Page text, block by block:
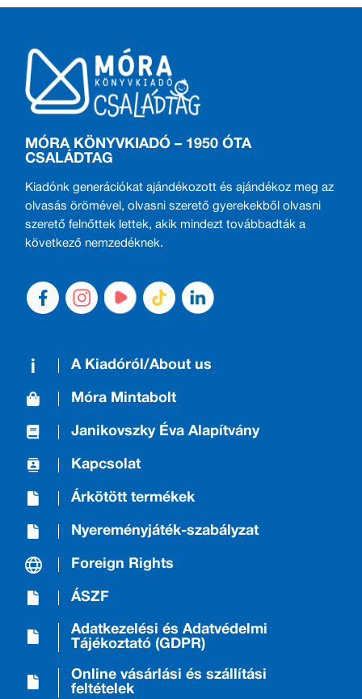
MÓRA KÖNYVKIADÓ – 1950 ÓTA
CSALÁDTAG
Kiadónk generációkat ajándékozott és ajándékoz meg az
olvasás örömével, olvasni szerető gyerekekből olvasni
szerető felnőttek lettek, akik mindezt továbbadták a
következő nemzedéknek.
A Kiadóról/About us
Móra Mintabolt
Janikovszky Éva Alapítvány
Kapcsolat
Árkötött termékek
Nyereményjáték-szabályzat
Foreign Rights
ÁSZF
Adatkezelési és Adatvédelmi
Tájékoztató (GDPR)
Online vásárlási és szállítási
feltételek